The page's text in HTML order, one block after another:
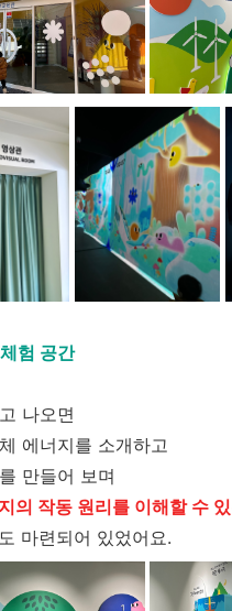
험 공간
나오면
에너지를 소개하고
만들어 보며
의 작동 원리를 이해할 수
마련되어 있었어요.